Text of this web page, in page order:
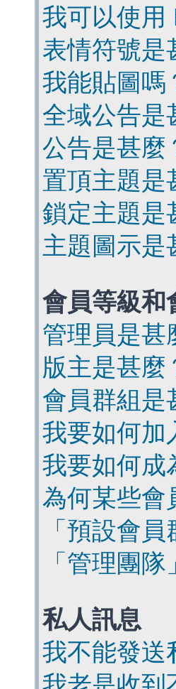
我可以使用
表情符號是
我能貼圖嗎
全域公告是
公告是甚麼
置頂主題是
鎖定主題是
主題圖示是
會員等級和
管理員是甚
版主是甚麼
會員群組是
我要如何加
我要如何成
為何某些會
「預設會
「管理團
私人訊息
我不能發送